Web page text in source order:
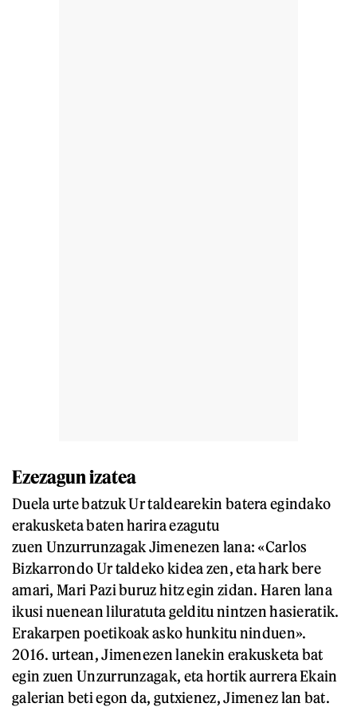
Ezezagun izatea
Duela urte batzuk Ur taldearekin batera egindako
erakusketa baten harira ezagutu
zuen Unzurrunzagak Jimenezen lana: «Carlos
Bizkarrondo Ur taldeko kidea zen, eta hark bere
amari, Mari Pazi buruz hitz egin zidan. Haren lana
ikusi nuenean liluratuta gelditu nintzen hasieratik.
Erakarpen poetikoak asko hunkitu ninduen».
2016. urtean, Jimenezen lanekin erakusketa bat
egin zuen Unzurrunzagak, eta hortik aurrera Ekain
galerian beti egon da, gutxienez, Jimenez lan bat.